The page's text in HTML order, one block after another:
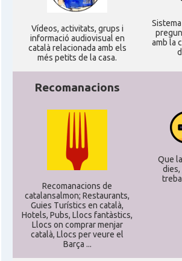
Ví­deos, activitats, grups i
informació audiovisual en
català relacionada amb els
més petits de la casa.
amb la
Recomanacions
Recomanacions de
catalansalmon; Restaurants,
Guies Turístics en català,
Hotels, Pubs, Llocs fantàstics,
Llocs on comprar menjar
català, Llocs per veure el
Barça ...
Que
dies,